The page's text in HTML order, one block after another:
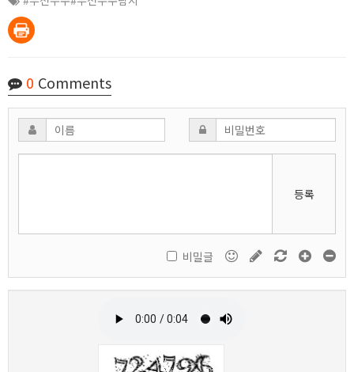
0 Comments
등록
비밀글